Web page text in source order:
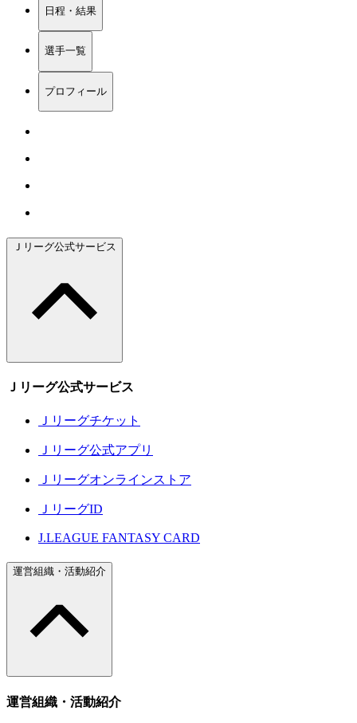
日程・結果
選手一覧
プロフィール
Ｊリーグ公式サービス
Ｊリーグ公式サービス
Ｊリーグチケット
Ｊリーグ公式アプリ
Ｊリーグオンラインストア
ＪリーグID
J.LEAGUE FANTASY CARD
運営組織・活動紹介
運営組織・活動紹介